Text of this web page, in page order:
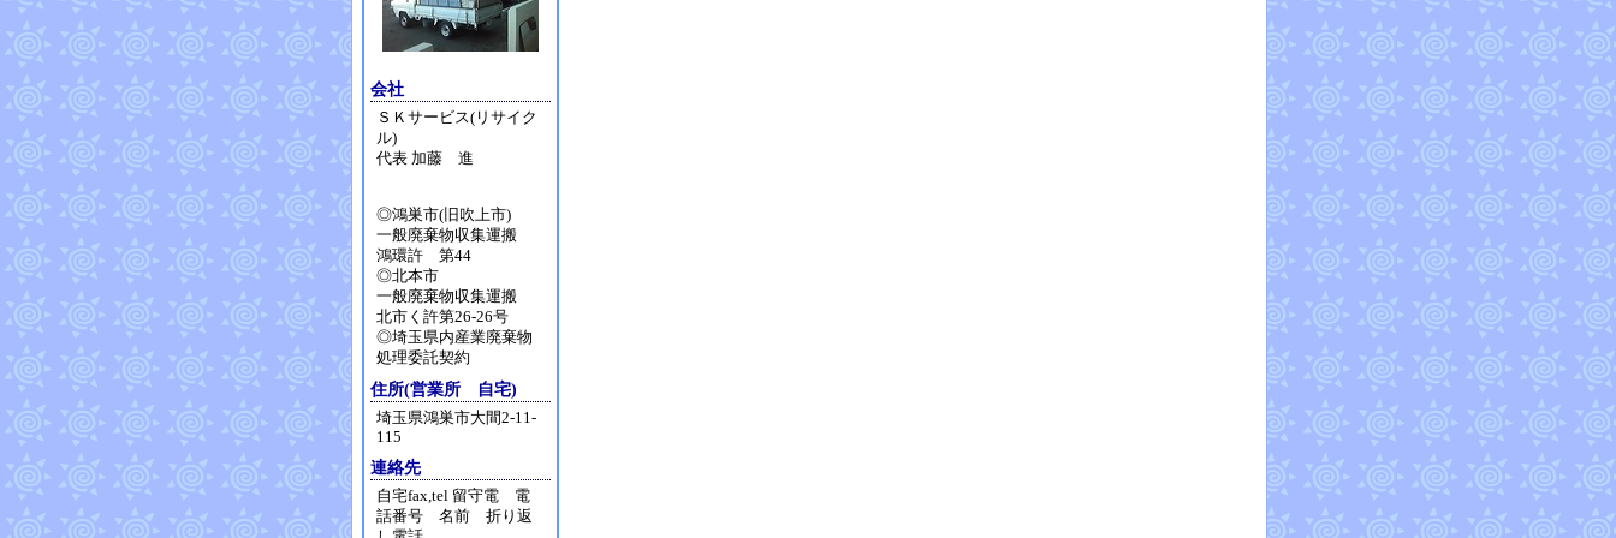
会社
ＳＫサービス(リサイク
ル)
代表 加藤 進
◎鴻巣市(旧吹上市)
一般廃棄物収集運搬
鴻環許 第44
◎北本市
一般廃棄物収集運搬
北市く許第26-26号
◎埼玉県内産業廃棄物
処理委託契約
住所(営業所 自宅)
埼玉県鴻巣市大間2-11-
115
連絡先
自宅fax,tel 留守電 電
話番号 名前 折り返